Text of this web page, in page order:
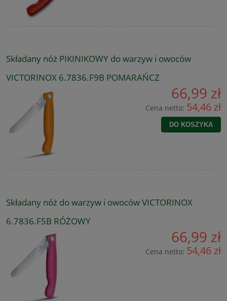
Składany nóż PIKINIKOWY do warzyw i owoców
VICTORINOX 6.7836.F9B POMARAŃCZ
66,99 zł
Cena netto: 54,46 zł
DO KOSZYKA
Składany nóż do warzyw i owoców VICTORINOX
6.7836.F5B RÓŻOWY
66,99 zł
Cena netto: 54,46 zł